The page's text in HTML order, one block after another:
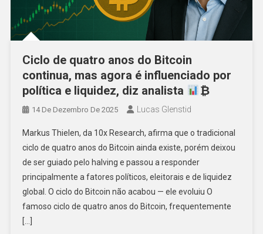
Ciclo de quatro anos do Bitcoin
continua, mas agora é influenciado por
política e liquidez, diz analista
₿
14 De Dezembro De 2025 Lucas Glenstid
Markus Thielen, da 10x Research, afirma que o tradicional
ciclo de quatro anos do Bitcoin ainda existe, porém deixou
de ser guiado pelo halving e passou a responder
principalmente a fatores políticos, eleitorais e de liquidez
global. O ciclo do Bitcoin não acabou — ele evoluiu O
famoso ciclo de quatro anos do Bitcoin, frequentemente
[…]